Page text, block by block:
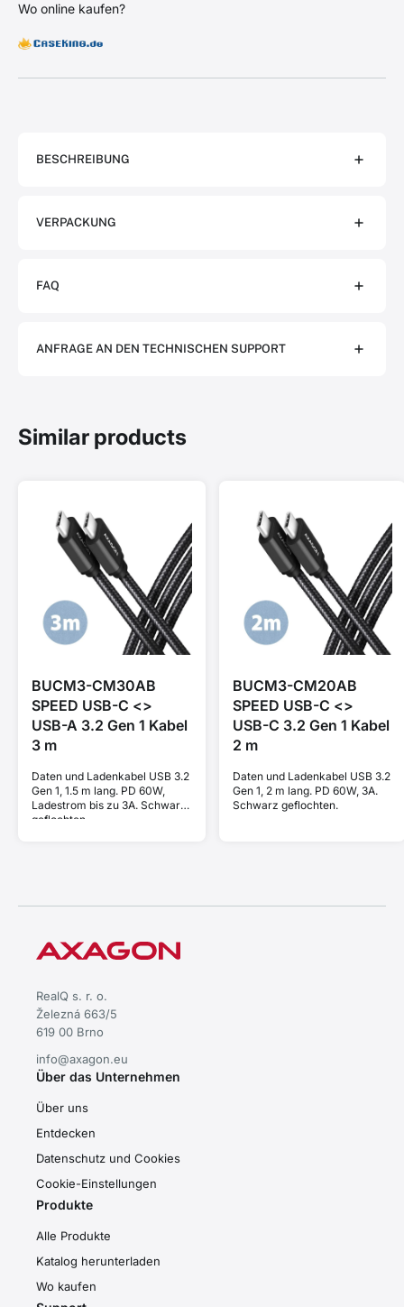
Wo online kaufen?
BESCHREIBUNG
VERPACKUNG
FAQ
ANFRAGE AN DEN TECHNISCHEN SUPPORT
Similar products
BUCM3-CM30AB
SPEED USB-C <>
USB-A 3.2 Gen 1 Kabel
3 m
Daten und Ladenkabel USB 3.2
Gen 1, 1.5 m lang. PD 60W,
Ladestrom bis zu 3A. Schwarz
geflochten.
BUCM3-CM20AB
SPEED USB-C <>
USB-C 3.2 Gen 1 Kabel
2 m
Daten und Ladenkabel USB 3.2
Gen 1, 2 m lang. PD 60W, 3A.
Schwarz geflochten.
RealQ s. r. o.
Železná 663/5
619 00 Brno
info@axagon.eu
Über das Unternehmen
Über uns
Entdecken
Datenschutz und Cookies
Cookie-Einstellungen
Produkte
Alle Produkte
Katalog herunterladen
Wo kaufen